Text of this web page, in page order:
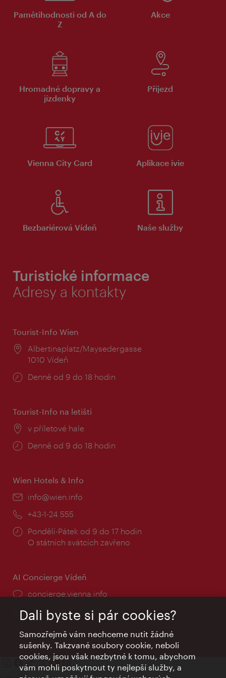
Pamětihodnosti od A do
Z
Akce
Hromadné dopravy a
jízdenky
Příjezd
Vienna City Card Aplikace ivie
Bezbariérová Vídeň Naše služby
Turistické informace
Adresy a kontakty
Tourist-Info Wien
Místo:
Albertinaplatz/Maysedergasse
1010 Vídeň
Provozní
Denně od 9 do 18 hodin
Tourist-Info na letišti
Místo:
v příletové hale
Provozní
Denně od 9 do 18 hodin
Wien Hotels & Info
E-
info@wien.info
Telefon:
+43-1-24 555
Provozní
doba:
Pondělí-Pátek od 9 do 17 hodin
O státních svátcích zavřeno
AI Concierge Vídeň
concierge.vienna.info
Informace 24 hodin denně
Dali byste si pár cookies?
Samozřejmě vám nechceme nutit žádné
sušenky. Takzvané soubory cookie, neboli
cookies, jsou však nezbytné k tomu, abychom
vám mohli poskytnout ty nejlepší služby, a